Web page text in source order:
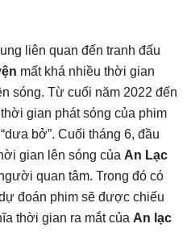
liên quan đến tranh đấu
mất khá nhiều thời gian
sóng. Từ cuối năm 2022 đến
gian phát sóng của phim
bở”. Cuối tháng 6, đầu
gian lên sóng của An Lạc
quan tâm. Trong đó có
đoán phim sẽ được chiếu
thời gian ra mắt của An lạc